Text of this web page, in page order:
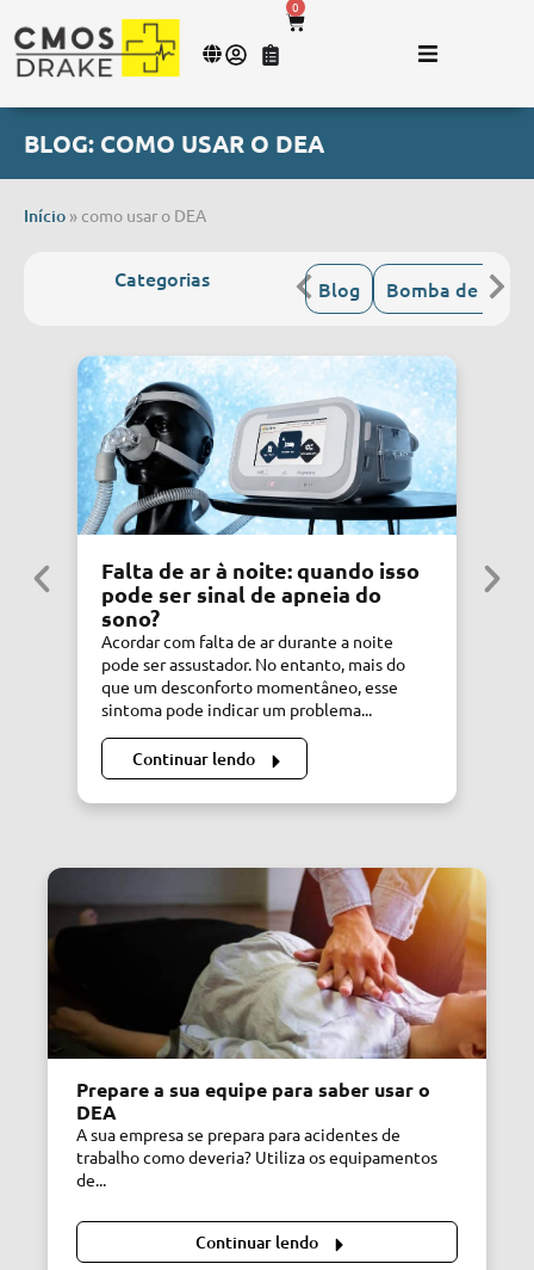
0
BLOG: COMO USAR O DEA
Início » como usar o DEA
Falta de ar à noite: quando isso
pode ser sinal de apneia do
sono?
Acordar com falta de ar durante a noite
pode ser assustador. No entanto, mais do
que um desconforto momentâneo, esse
sintoma pode indicar um problema...
Continuar lendo
Categorias Blog Bomba de
Prepare a sua equipe para saber usar o
DEA
A sua empresa se prepara para acidentes de
trabalho como deveria? Utiliza os equipamentos
de...
Continuar lendo